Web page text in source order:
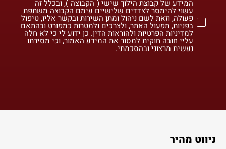
המידע של קבוצת הילוך שישי ("הקבוצה"), ובכלל זה
עשוי להימסר לצדדים שלישיים עימם הקבוצה משתפת
פעולה, וזאת לשם ניהול ומתן השירות ובקשר אליו, טיפול
בפניות, תפעול האתר, ולצרכים ולמטרות כמפורט ובהתאם
למדיניות הפרטיות ולהוראות הדין. כן ידוע לי כי לא חלה
עליי חובה חוקית למסור את המידע האמור, וכי מסירתו
נעשית מרצוני ובהסכמתי.
ניווט מהיר